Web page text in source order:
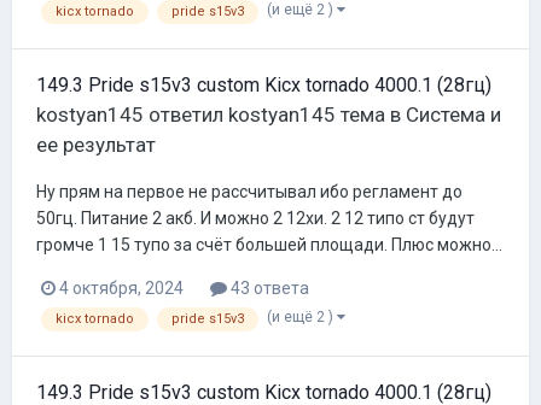
kicx tornado pride s15v3 (и ещё 2 )
149.3 Pride s15v3 custom Kicx tornado 4000.1 (28гц)
kostyan145 ответил kostyan145 тема в Система и
ее результат
Ну прям на первое не рассчитывал ибо регламент до
50гц. Питание 2 акб. И можно 2 12хи. 2 12 типо ст будут
громче 1 15 тупо за счёт большей площади. Плюс можно...
4 октября, 2024 43 ответа
kicx tornado pride s15v3 (и ещё 2 )
149.3 Pride s15v3 custom Kicx tornado 4000.1 (28гц)